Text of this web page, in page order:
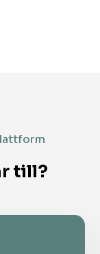
till?